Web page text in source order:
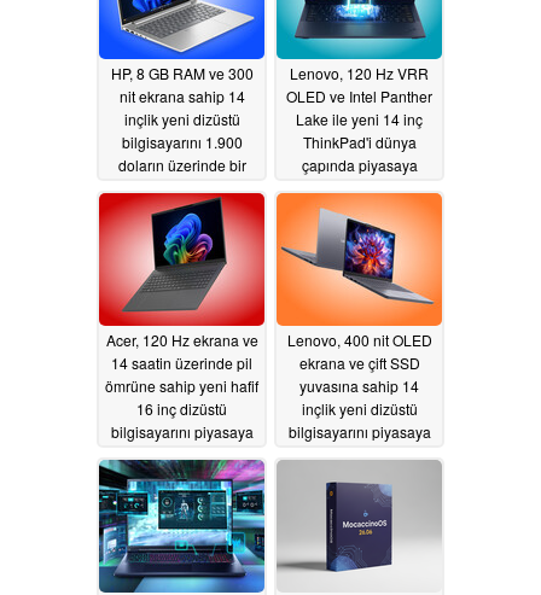
HP, 8 GB RAM ve 300
nit ekrana sahip 14
inçlik yeni dizüstü
bilgisayarını 1.900
doların üzerinde bir
06/04/2026
Lenovo, 120 Hz VRR
OLED ve Intel Panther
Lake ile yeni 14 inç
ThinkPad'i dünya
çapında piyasaya
06/04/2026
Acer, 120 Hz ekrana ve
14 saatin üzerinde pil
ömrüne sahip yeni hafif
16 inç dizüstü
bilgisayarını piyasaya
06/04/2026
Lenovo, 400 nit OLED
ekrana ve çift SSD
yuvasına sahip 14
inçlik yeni dizüstü
bilgisayarını piyasaya
06/04/2026